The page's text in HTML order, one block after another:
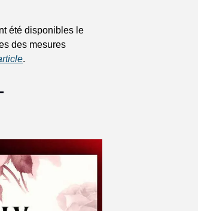
été disponibles le
des mesures
.